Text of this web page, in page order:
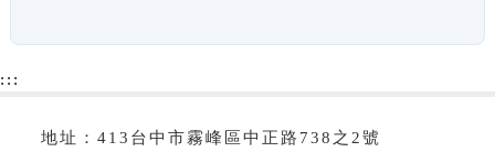
:::
地址：413台中市霧峰區中正路738之2號